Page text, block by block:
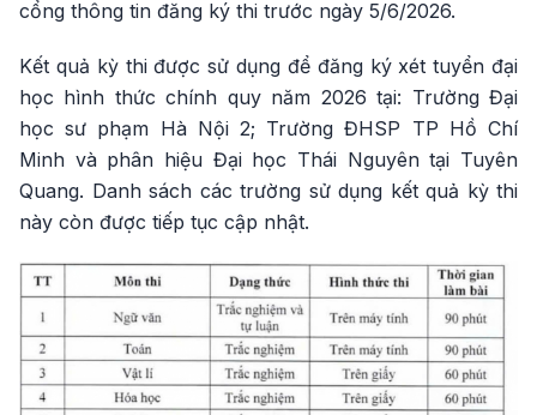
cổng thông tin đăng ký thi trước ngày 5/6/2026.
Kết quả kỳ thi được sử dụng để đăng ký xét tuyển đại
học hình thức chính quy năm 2026 tại: Trường Đại
học sư phạm Hà Nội 2; Trường ĐHSP TP Hồ Chí
Minh và phân hiệu Đại học Thái Nguyên tại Tuyên
Quang. Danh sách các trường sử dụng kết quả kỳ thi
này còn được tiếp tục cập nhật.